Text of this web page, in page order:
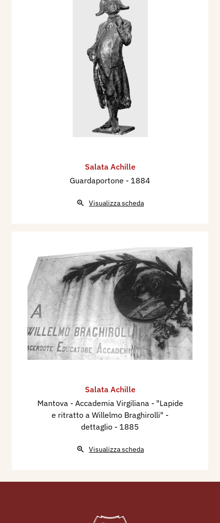
Salata Achille
Guardaportone - 1884
Visualizza scheda
Salata Achille
Mantova - Accademia Virgiliana - "Lapide
e ritratto a Willelmo Braghirolli" -
dettaglio - 1885
Visualizza scheda